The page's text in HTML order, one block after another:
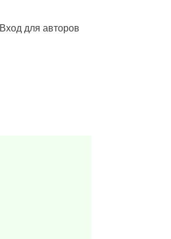
Вход для авторов